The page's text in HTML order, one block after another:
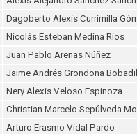
Dagoberto Alexis Currimilla
Nicolás Esteban Medina Ríos
Juan Pablo Arenas Núñez
Jaime Andrés Grondona
Nery Alexis Veloso Espinoza
Christian Marcelo Sepúlveda
Arturo Erasmo Vidal Pardo